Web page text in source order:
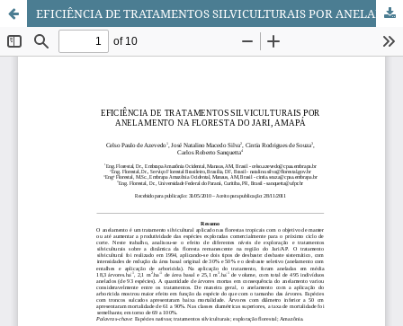
EFICIÊNCIA DE TRATAMENTOS SILVICULTURAIS POR ANELAMENTO NA FLORESTA DO JARI, AMAPÁ